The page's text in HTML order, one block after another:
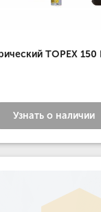
TOPEX
Узнать о наличии